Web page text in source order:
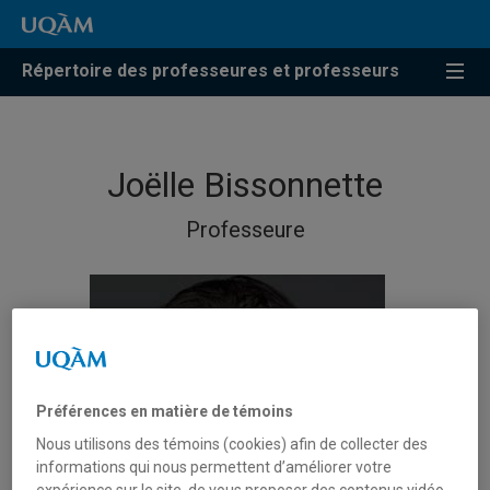
Répertoire des professeures et professeurs
Joëlle Bissonnette
Professeure
Préférences en matière de témoins
Nous utilisons des témoins (cookies) afin de collecter des
informations qui nous permettent d’améliorer votre